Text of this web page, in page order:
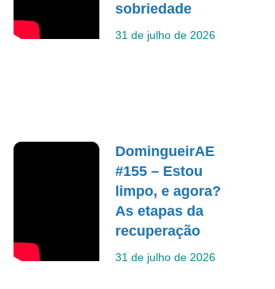
sobriedade
31 de julho de 2026
DomingueirAE
#155 – Estou
limpo, e agora?
As etapas da
recuperação
31 de julho de 2026